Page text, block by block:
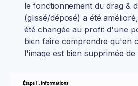
le fonctionnement du drag &
(glissé/déposé) a été
été changée au profit d'une
bien faire comprendre qu'en
l'image est bien supprimée de